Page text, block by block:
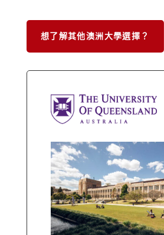
想了解其他澳洲大學選擇？